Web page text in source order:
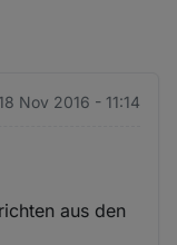
Nov 2016 - 11:14
aus den